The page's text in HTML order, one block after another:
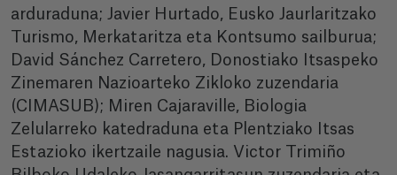
arduraduna; Javier Hurtado, Eusko Jaurlaritzako
Turismo, Merkataritza eta Kontsumo sailburua;
David Sánchez Carretero, Donostiako Itsaspeko
Zinemaren Nazioarteko Zikloko zuzendaria
(CIMASUB); Miren Cajaraville, Biologia
Zelularreko katedraduna eta Plentziako Itsas
Estazioko ikertzaile nagusia. Victor Trimiño